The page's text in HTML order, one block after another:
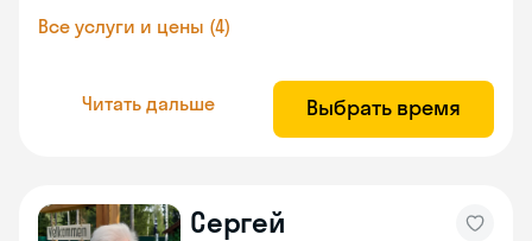
Все услуги и цены (4)
Читать дальше Выбрать время
Сергей